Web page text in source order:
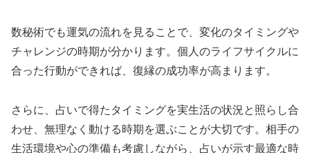
数秘術でも運気の流れを見ることで、変化のタイミングや
チャレンジの時期が分かります。個人のライフサイクルに
合った行動ができれば、復縁の成功率が高まります。
さらに、占いで得たタイミングを実生活の状況と照らし合
わせ、無理なく動ける時期を選ぶことが大切です。相手の
生活環境や心の準備も考慮しながら、占いが示す最適な時